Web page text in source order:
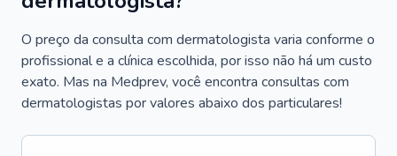
O preço da consulta com dermatologista varia conforme o
profissional e a clínica escolhida, por isso não há um custo
exato. Mas na Medprev, você encontra consultas com
dermatologistas por valores abaixo dos particulares!